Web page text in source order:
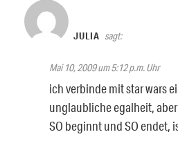
JULIA sagt:
Mai 10, 2009 um 5:12 p.m. Uhr
ich verbinde mit star wars
unglaubliche egalheit,
SO beginnt und SO endet,